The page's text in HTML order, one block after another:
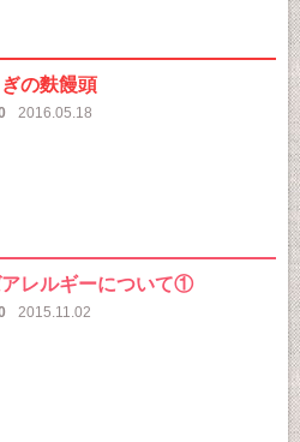
の麩饅頭
2016.05.18
レルギーについて①
2015.11.02